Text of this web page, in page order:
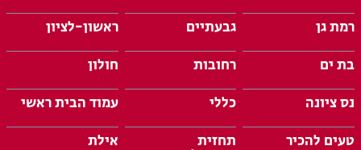
רמת גן
גבעתיים
ראשון-לציון
בת ים
רחובות
חולון
נס ציונה
כללי
עמוד הבית ראשי
טעים להכיר
תחזית אילת